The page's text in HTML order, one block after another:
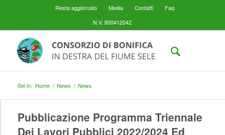
Resta aggiornato Media Contatti
Faq
N.V. 800412042
Sei in: Home / News / News
Pubblicazione Programma Triennale
Dei Lavori Pubblici 2022/2024 Ed